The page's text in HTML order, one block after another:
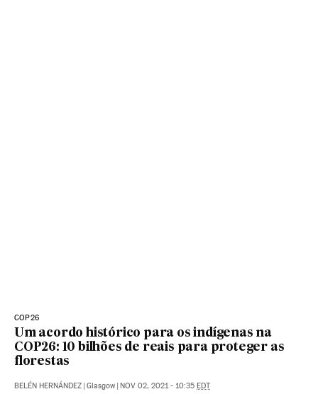
COP26
Um acordo histórico para os indígenas na
COP26: 10 bilhões de reais para proteger as
florestas
BELÉN HERNÁNDEZ Glasgow NOV 02, 2021 - 10:35 EDT